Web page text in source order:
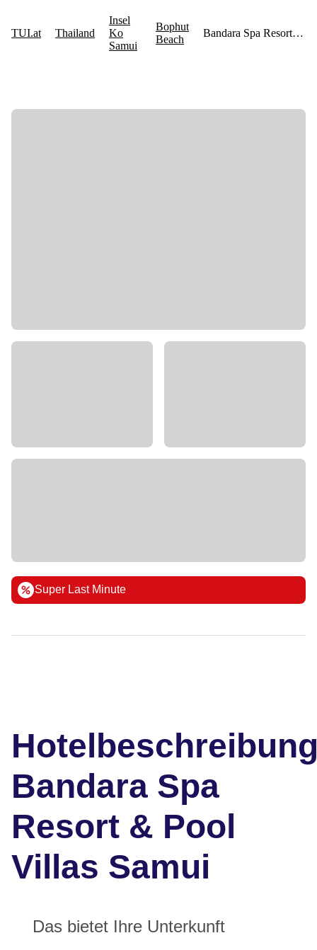
Super Last Minute
Bandara Spa
Resort & Pool
Villas Samui
Das bietet Ihre Unterkunft